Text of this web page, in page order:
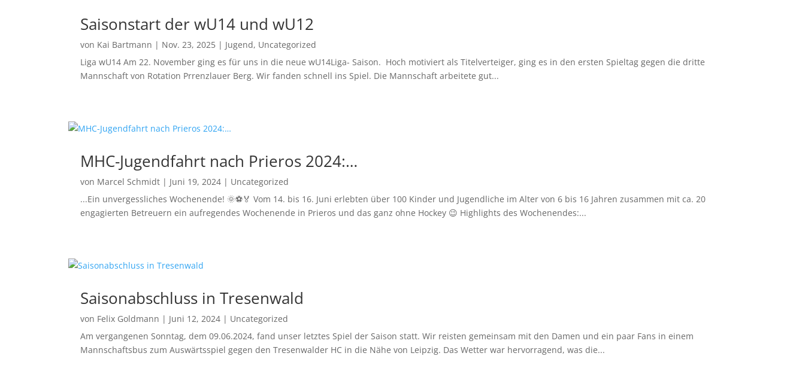
Saisonstart der wU14 und wU12
von Kai Bartmann | Nov. 23, 2025 | Jugend, Uncategorized
Liga wU14 Am 22. November ging es für uns in die neue wU14Liga- Saison. Hoch motiviert als Titelverteiger, ging es in den ersten Spieltag gegen die dritte
Mannschaft von Rotation Prrenzlauer Berg. Wir fanden schnell ins Spiel. Die Mannschaft arbeitete gut...
MHC-Jugendfahrt nach Prieros 2024:…
von Marcel Schmidt | Juni 19, 2024 | Uncategorized
...Ein unvergessliches Wochenende! 🌞⚽🏅 Vom 14. bis 16. Juni erlebten über 100 Kinder und Jugendliche im Alter von 6 bis 16 Jahren zusammen mit ca. 20
engagierten Betreuern ein aufregendes Wochenende in Prieros und das ganz ohne Hockey 😉 Highlights des Wochenendes:...
Saisonabschluss in Tresenwald
von Felix Goldmann | Juni 12, 2024 | Uncategorized
Am vergangenen Sonntag, dem 09.06.2024, fand unser letztes Spiel der Saison statt. Wir reisten gemeinsam mit den Damen und ein paar Fans in einem
Mannschaftsbus zum Auswärtsspiel gegen den Tresenwalder HC in die Nähe von Leipzig. Das Wetter war hervorragend, was die...